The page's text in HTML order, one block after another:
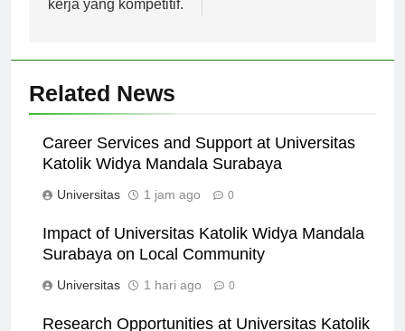
Related News
Career Services and Support at Universitas
Impact of Universitas Katolik Widya Mandala